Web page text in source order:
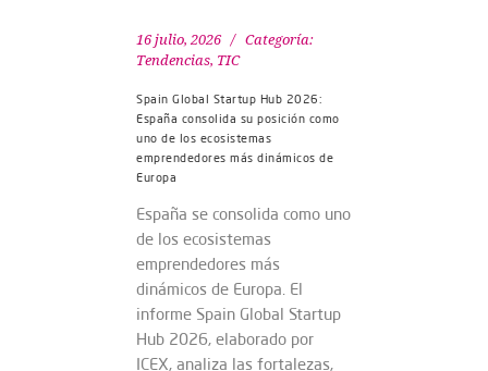
16 julio, 2026
Categoría:
Tendencias, TIC
Spain Global Startup Hub 2026:
España consolida su posición como
uno de los ecosistemas
emprendedores más dinámicos de
Europa
España se consolida como uno
de los ecosistemas
emprendedores más
dinámicos de Europa. El
informe Spain Global Startup
Hub 2026, elaborado por
ICEX, analiza las fortalezas,